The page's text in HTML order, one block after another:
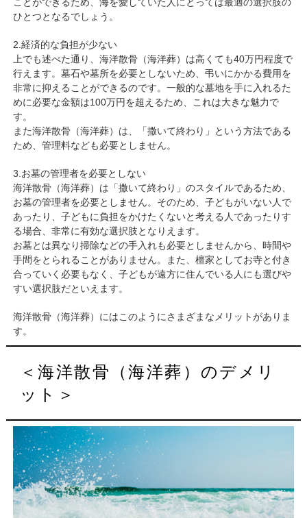
ひとつとなるでしょう。
2.経済的な負担が少ない
上でも述べた通り、海洋散骨（海洋葬）は高くても40万円程度で
行えます。墓石や墓所を必要としないため、弔いにかかる費用を
非常に抑えることができるのです。一般的な墓地を手に入れるた
めに必要な金額は100万円を超えるため、これは大きな魅力で
す。
また海洋散骨（海洋葬）は、「撒いて終わり」という方法である
ため、管理料なども必要としません。
3.お墓の管理者を必要としない
海洋散骨（海洋葬）は「撒いて終わり」のスタイルであるため、
お墓の管理者を必要としません。そのため、子どもがいない人で
あったり、子どもに負担をかけたくないと考える人であったりす
る場合、非常に有効な選択肢となりえます。
お墓とは異なり掃除などの手入れも必要としませんから、時間や
手間をとられることがありません。また、檀家としてお寺と付き
合っていく必要もなく、子どもが遠方に住んでいる人にも選びや
すい選択肢だといえます。
海洋散骨（海洋葬）にはこのようにさまざまなメリットがありま
す。
＜海洋散骨（海洋葬）のデメリ
ット＞